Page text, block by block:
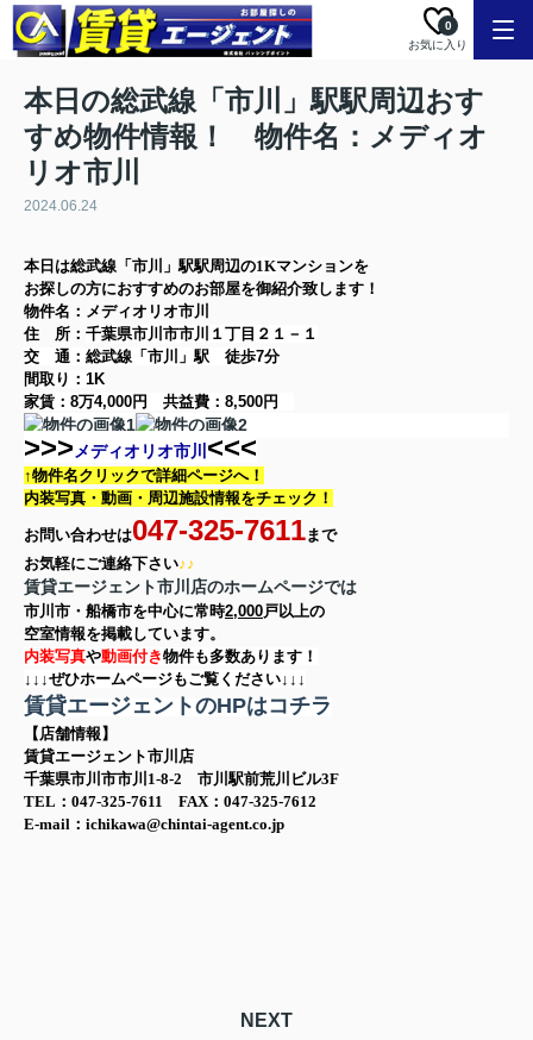
お気に入り
0
本日の総武線「市川」駅駅周辺おす
すめ物件情報！ 物件名：メディオ
リオ市川
2024.06.24
本日は総武線「市川」駅駅周辺の1Kマンションを
お探しの方におすすめのお部屋を御紹介致します！
物件名：メディオリオ市川
住 所： 千葉県市川市市川１丁目２１－１
交 通：総武線「市川」駅 徒歩7分
間取り： 1K
家賃： 8万4,000円 共益費： 8,500円
>>> メディオリオ市川 <<<
↑物件名クリックで詳細ページへ！
内装写真・動画・ 周辺施設情報をチェック！
お問い合わせは047-325-7611まで
お気軽にご連絡下さい♪♪
賃貸エージェント市川店のホームページでは
市川市・船橋市を中心に常時2,000戸以上の
空室情報を掲載しています。
内装写真や動画付き物件も多数あります！
↓↓↓ぜひホームページもご覧ください↓↓↓
賃貸エージェントのHPはコチラ
【店舗情報】
賃貸エージェント市川店
千葉県市川市市川1-8-2 市川駅前荒川ビル3F
TEL：047-325-7611 FAX：047-325-7612
E-mail：ichikawa@chintai-agent.co.jp
NEXT